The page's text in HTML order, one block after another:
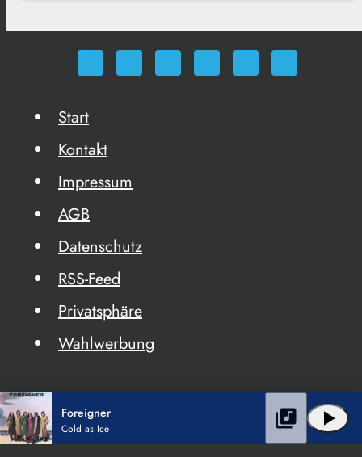
Start
Kontakt
Impressum
AGB
Datenschutz
RSS-Feed
Privatsphäre
Wahlwerbung
Foreigner
Cold as Ice play_arrow
library_music